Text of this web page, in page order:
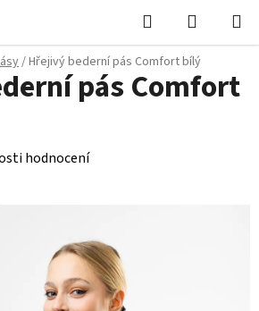
Hledat
KOŠÍK
/Hřejivý bederní pás Comfort bílý
pás Comfort
hodnocení